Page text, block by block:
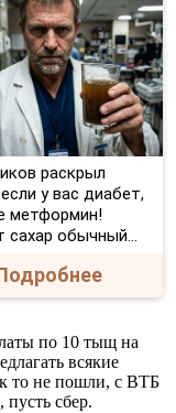
раскрыл
у вас диабет,
метформин!
сахар обычный...
по 10 тыщ на
всякие
то не пошли, с ВТБ
сбер.